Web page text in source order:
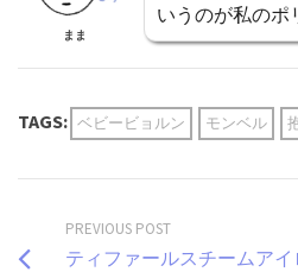
まま
いうのが私のポ
TAGS: ベビービョルン モンベル
PREVIOUS POST
ティファールスチームア